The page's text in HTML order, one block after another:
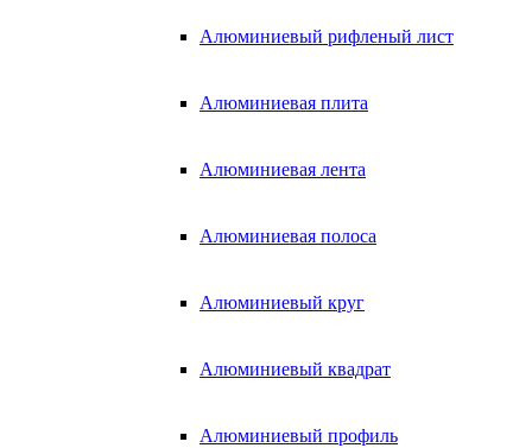
Алюминиевый рифленый лист
Алюминиевая плита
Алюминиевая лента
Алюминиевая полоса
Алюминиевый круг
Алюминиевый квадрат
Алюминиевый профиль